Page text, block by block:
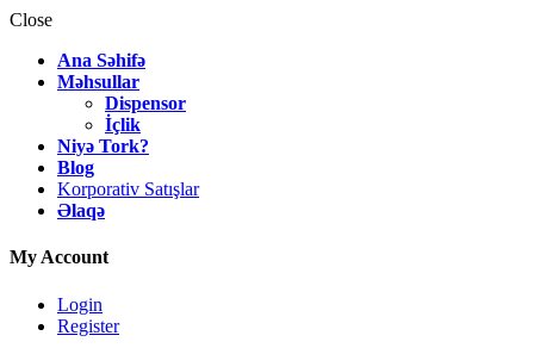
Close
Ana Səhifə
Məhsullar
Dispensor
İçlik
Niyə Tork?
Blog
Korporativ Satışlar
Əlaqə
My Account
Login
Register